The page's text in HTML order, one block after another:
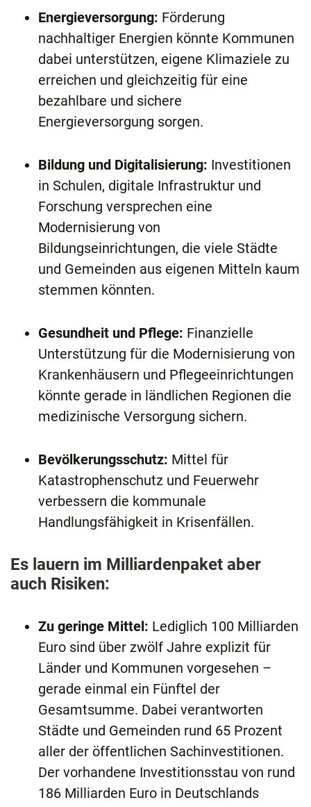
Energieversorgung: Förderung
nachhaltiger Energien könnte Kommunen
dabei unterstützen, eigene Klimaziele zu
erreichen und gleichzeitig für eine
bezahlbare und sichere
Energieversorgung sorgen.
Bildung und Digitalisierung: Investitionen
in Schulen, digitale Infrastruktur und
Forschung versprechen eine
Modernisierung von
Bildungseinrichtungen, die viele Städte
und Gemeinden aus eigenen Mitteln kaum
stemmen könnten.
Gesundheit und Pflege: Finanzielle
Unterstützung für die Modernisierung von
Krankenhäusern und Pflegeeinrichtungen
könnte gerade in ländlichen Regionen die
medizinische Versorgung sichern.
Bevölkerungsschutz: Mittel für
Katastrophenschutz und Feuerwehr
verbessern die kommunale
Handlungsfähigkeit in Krisenfällen.
Es lauern im Milliardenpaket aber
auch Risiken:
Zu geringe Mittel: Lediglich 100 Milliarden
Euro sind über zwölf Jahre explizit für
Länder und Kommunen vorgesehen –
gerade einmal ein Fünftel der
Gesamtsumme. Dabei verantworten
Städte und Gemeinden rund 65 Prozent
aller der öffentlichen Sachinvestitionen.
Der vorhandene Investitionsstau von rund
186 Milliarden Euro in Deutschlands